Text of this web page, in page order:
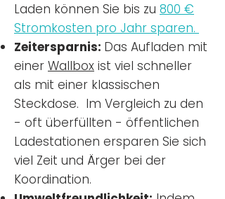
Laden können Sie bis zu 800 €
Stromkosten pro Jahr sparen.
Zeitersparnis: Das Aufladen mit
einer Wallbox ist viel schneller
als mit einer klassischen
Steckdose. Im Vergleich zu den
- oft überfüllten - öffentlichen
Ladestationen ersparen Sie sich
viel Zeit und Ärger bei der
Koordination.